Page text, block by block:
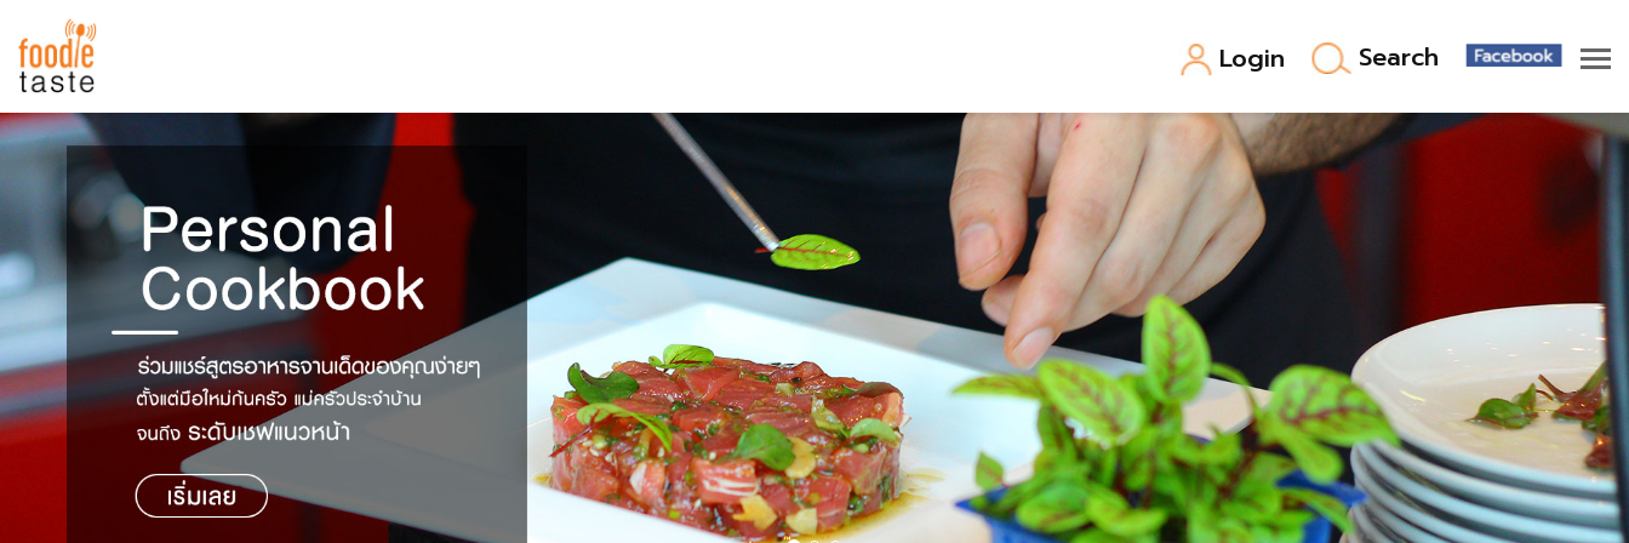
Login Search
สูตรอาหาร
สูตรอาหารล่าสุด
Top Foodie
พาไปชิม
สารพันก้นครัว
เคล็ดลับน่ารู้
เปรียบเทียบหน่วยการตวง
เปรียบเทียบอุณหภูมิ
เปรียบเทียบน้ำหนักวัตถุดิบ
FoodPedia
สร้าง Cookbook